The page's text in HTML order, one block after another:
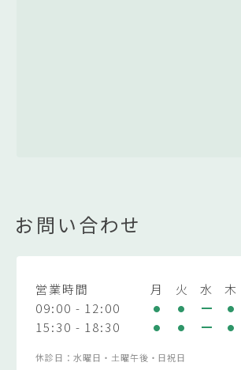
お問い合わせ
営業時間 月 火 水 木
09:00 - 12:00
15:30 - 18:30
休診日：水曜日・土曜午後・日祝日